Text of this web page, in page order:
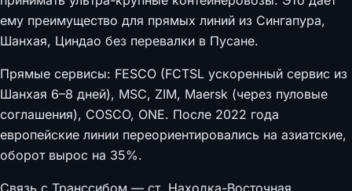
ему преимущество для прямых линий из Сингапура,
Шанхая, Циндао без перевалки в Пусане.
Прямые сервисы: FESCO (FCTSL ускоренный сервис из
Шанхая 6–8 дней), MSC, ZIM, Maersk (через пуловые
соглашения), COSCO, ONE. После 2022 года
европейские линии переориентировались на азиатские,
оборот вырос на 35%.